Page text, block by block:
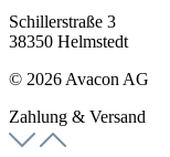
Schillerstraße 3
38350 Helmstedt
© 2026 Avacon AG
Zahlung & Versand